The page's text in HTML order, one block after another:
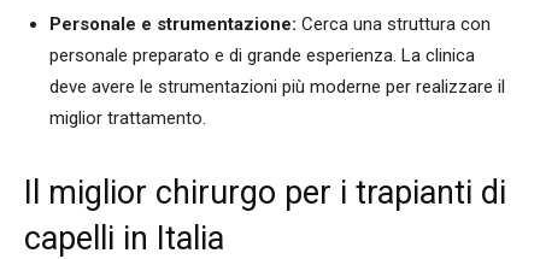
Personale e strumentazione: Cerca una struttura con
personale preparato e di grande esperienza. La clinica
deve avere le strumentazioni più moderne per realizzare il
miglior trattamento.
Il miglior chirurgo per i trapianti di
capelli in Italia